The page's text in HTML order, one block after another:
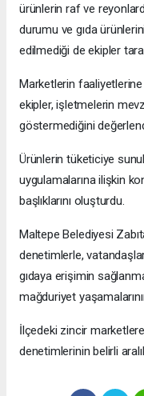
ürünlerin raf ve
durumu ve gıda
edilmediği de ekipler
Marketlerin
ekipler, işletmelerin
göstermediğini
Ürünlerin tüketiciye
uygulamalarına ilişkin
başlıklarını oluşturdu.
Maltepe Belediyesi
denetimlerle,
gıdaya erişimin
mağduriyet
İlçedeki zincir
denetimlerinin belirli